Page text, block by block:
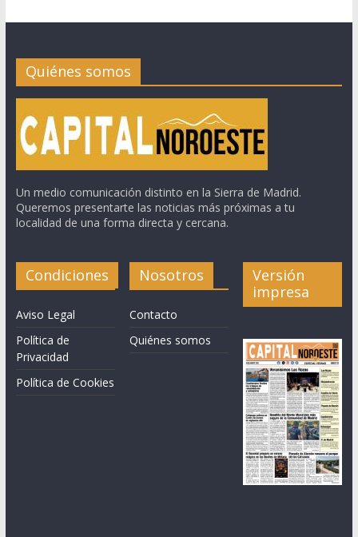
Quiénes somos
Un medio comunicación distinto en la Sierra de Madrid.
Queremos presentarte las noticias más próximas a tu
localidad de una forma directa y cercana.
Condiciones
Aviso Legal
Política de
Privacidad
Política de Cookies
Nosotros
Contacto
Quiénes somos
Versión
impresa